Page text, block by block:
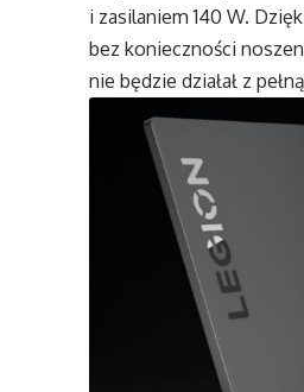
i zasilaniem 140 W.
bez konieczności
nie będzie działał z